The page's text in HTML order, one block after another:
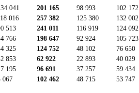
041 201 165 98 993
102 172
016 257 382 125 380
132 002
513 241 011 116 919
124 092
766 198 647 92 924
105 723
325 124 752 48 102
76 650
853 62 922 22 893
40 029
195 96 691 37 257 59 434
067 102 462 48 715 53 747